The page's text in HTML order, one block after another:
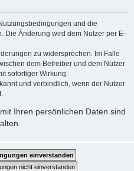
und die
Die Änderung wird dem Nutzer per E-
zu widersprechen. Im Falle
dem Betreiber und dem Nutzer
sofortiger Wirkung.
und verbindlich, wenn der Nutzer
Ihren persönlichen Daten sind